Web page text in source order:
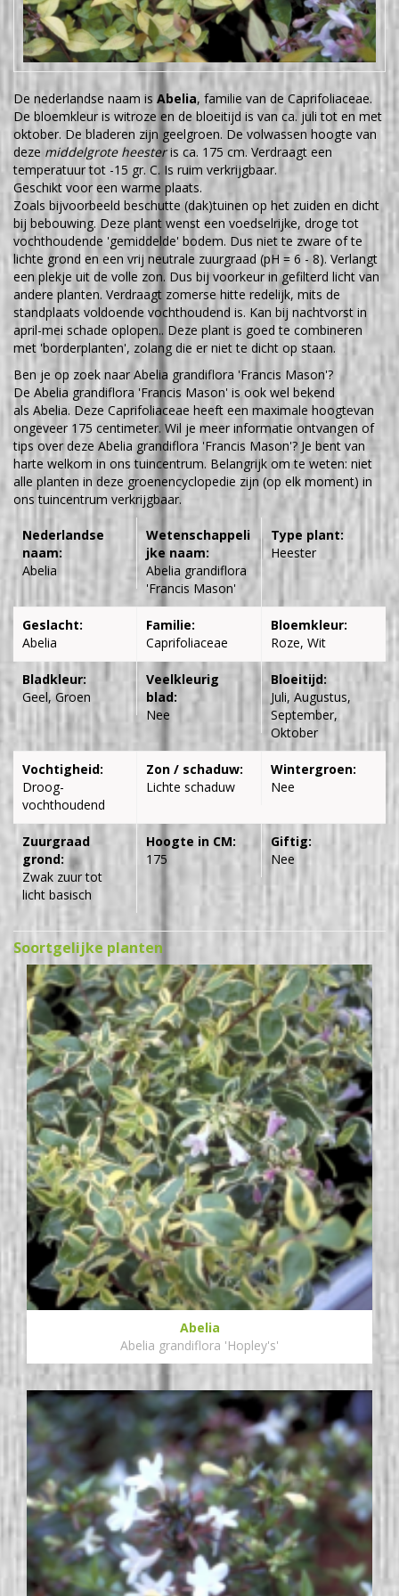
De nederlandse naam is Abelia, familie van de Caprifoliaceae.
De bloemkleur is witroze en de bloeitijd is van ca. juli tot en met
oktober. De bladeren zijn geelgroen. De volwassen hoogte van
deze middelgrote heesteris ca. 175 cm. Verdraagt een
temperatuur tot -15 gr. C. Is ruim verkrijgbaar.
Geschikt voor een warme plaats.
Zoals bijvoorbeeld beschutte (dak)tuinen op het zuiden en dicht
bij bebouwing. Deze plant wenst een voedselrijke, droge tot
vochthoudende 'gemiddelde' bodem. Dus niet te zware of te
lichte grond en een vrij neutrale zuurgraad (pH = 6 - 8). Verlangt
een plekje uit de volle zon. Dus bij voorkeur in gefilterd licht van
andere planten. Verdraagt zomerse hitte redelijk, mits de
standplaats voldoende vochthoudend is. Kan bij nachtvorst in
april-mei schade oplopen.. Deze plant is goed te combineren
met 'borderplanten', zolang die er niet te dicht op staan.
Ben je op zoek naar Abelia grandiflora 'Francis Mason'?
De Abelia grandiflora 'Francis Mason' is ook wel bekend
als Abelia. Deze Caprifoliaceae heeft een maximale hoogtevan
ongeveer 175 centimeter. Wil je meer informatie ontvangen of
tips over deze Abelia grandiflora 'Francis Mason'? Je bent van
harte welkom in ons tuincentrum. Belangrijk om te weten: niet
alle planten in deze groenencyclopedie zijn (op elk moment) in
ons tuincentrum verkrijgbaar.
Nederlandse
naam:
Abelia
Wetenschappeli
jke naam:
Abelia grandiflora
'Francis Mason'
Type plant:
Heester
Geslacht:
Abelia
Familie:
Caprifoliaceae
Bloemkleur:
Roze, Wit
Bladkleur:
Geel, Groen
Veelkleurig
blad:
Nee
Bloeitijd:
Juli, Augustus,
September,
Oktober
Vochtigheid:
Droog-
vochthoudend
Zon / schaduw:
Lichte schaduw
Wintergroen:
Nee
Zuurgraad
grond:
Zwak zuur tot
licht basisch
Hoogte in CM:
175
Giftig:
Nee
Soortgelijke planten
Abelia
Abelia grandiflora 'Hopley's'